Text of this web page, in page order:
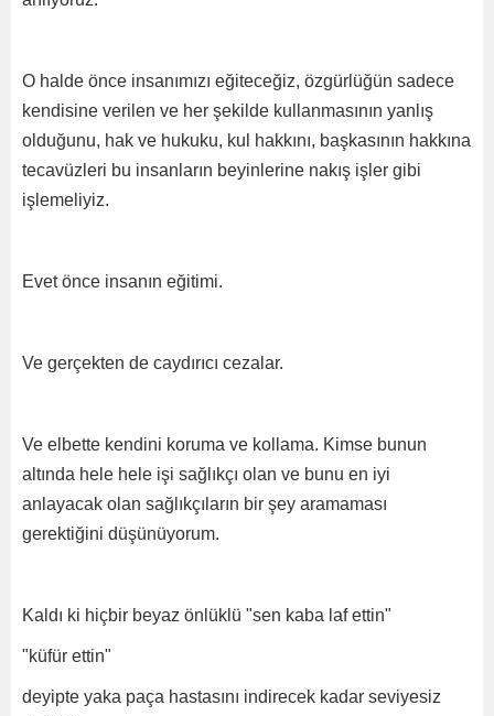
O halde önce insanımızı eğiteceğiz, özgürlüğün sadece
kendisine verilen ve her şekilde kullanmasının yanlış
olduğunu, hak ve hukuku, kul hakkını, başkasının hakkına
tecavüzleri bu insanların beyinlerine nakış işler gibi
işlemeliyiz.
Evet önce insanın eğitimi.
Ve gerçekten de caydırıcı cezalar.
Ve elbette kendini koruma ve kollama. Kimse bunun
altında hele hele işi sağlıkçı olan ve bunu en iyi
anlayacak olan sağlıkçıların bir şey aramaması
gerektiğini düşünüyorum.
Kaldı ki hiçbir beyaz önlüklü "sen kaba laf ettin"
"küfür ettin"
deyipte yaka paça hastasını indirecek kadar seviyesiz